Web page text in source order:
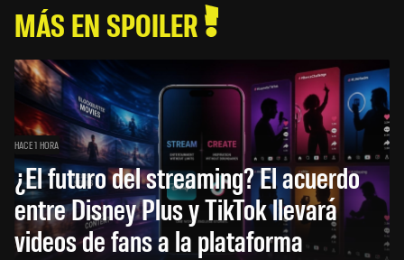
MÁS EN SPOILER
HACE 1 HORA
¿El futuro del streaming? El acuerdo
entre Disney Plus y TikTok llevará
videos de fans a la plataforma